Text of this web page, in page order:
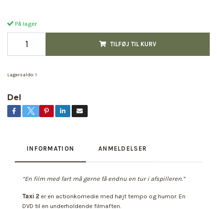
På lager
TILFØJ TIL KURV
Lagersaldo: 1
Del
INFORMATION ANMELDELSER
“En film med fart må gerne få endnu en tur i afspilleren.”
Taxi 2 er en actionkomedie med højt tempo og humor. En
DVD til en underholdende filmaften.